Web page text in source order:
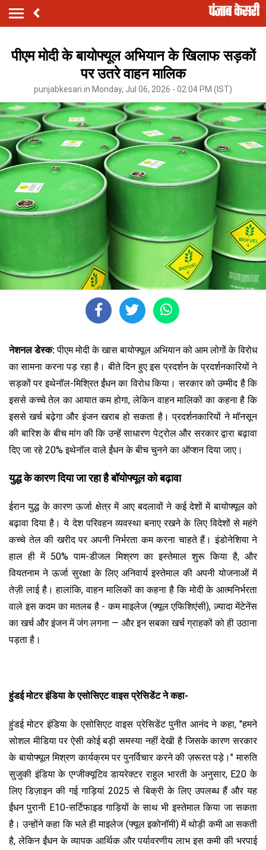
पीएम मोदी के बायोफ्यूल अभियान के खिलाफ सड़कों
पर उतरे वाहन मालिक
punjabkesari.in Monday, Jul 06, 2026 - 02:04 PM (IST)
नेशनल डेस्क:पीएम मोदी के खास बायोफ्यूल अभियान को आम लोगों के विरोध
का सामना करना पड़ रहा है। बीते दिन हुए इस प्रदर्शन के प्रदर्शनकारियों ने
सड़कों पर इथेनॉल-मिश्रित ईंधन का विरोध किया। सरकार को उम्मीद है कि
इससे कच्चे तेल का आयात कम होगा, लेकिन वाहन मालिकों का कहना है कि
इससे खर्च बढ़ेगा और इंजन खराब हो सकता है। प्रदर्शनकारियों ने मॉनसून
की बारिश के बीच मांग की कि उन्हें साधारण पेट्रोल और सरकार द्वारा बढ़ावा
दिए जा रहे 20% इथेनॉल वाले ईंधन के बीच चुनने का ऑप्शन दिया जाए।
युद्ध के कारण दिया जा रहा है बॉयोफ्यूल को बढ़ावा
ईरान युद्ध के कारण ऊर्जा क्षेत्र में आए बदलावों ने कई देशों में बायोफ्यूल को
बढ़ावा दिया है। ये देश परिवहन व्यवस्था बनाए रखने के लिए विदेशों से महंगे
कच्चे तेल की खरीद पर अपनी निर्भरता कम करना चाहते हैं। इंडोनेशिया ने
हाल ही में 50% पाम-डीजल मिश्रण का इस्तेमाल शुरू किया है, और
वियतनाम ने ऊर्जा सुरक्षा के लिए अनिवार्य इस्तेमाल की अपनी योजनाओं में
तेज़ी लाई है। हालांकि, वाहन मालिकों का कहना है कि मोदी के आत्मनिर्भरता
वाले इस कदम का मतलब है - कम माइलेज (फ्यूल एफिशिएंसी), ज़्यादा मेंटेनेंस
का खर्च और इंजन में जंग लगना — और इन सबका खर्च ग्राहकों को ही उठाना
पड़ता है।
हुंडई मोटर इंडिया के एसोसिएट वाइस प्रेसिडेंट ने कहा-
हुंडई मोटर इंडिया के एसोसिएट वाइस प्रेसिडेंट पुनीत आनंद ने कहा, "हमने
सोशल मीडिया पर ऐसी कोई बड़ी समस्या नहीं देखी है जिसके कारण सरकार
के बायोफ्यूल मिश्रण कार्यक्रम पर पुनर्विचार करने की ज़रूरत पड़े।" मारुति
सुजुकी इंडिया के एग्जीक्यूटिव डायरेक्टर राहुल भारती के अनुसार, E20 के
लिए डिज़ाइन की गई गाड़ियां 2025 से बिक्री के लिए उपलब्ध हैं और यह
ईंधन पुरानी E10-सर्टिफाइड गाड़ियों के साथ भी इस्तेमाल किया जा सकता
है। उन्होंने कहा कि भले ही माइलेज (फ्यूल इकोनॉमी) में थोड़ी कमी आ सकती
है, लेकिन ईंधन के व्यापक आर्थिक और पर्यावरणीय लाभ इस कमी की भरपाई